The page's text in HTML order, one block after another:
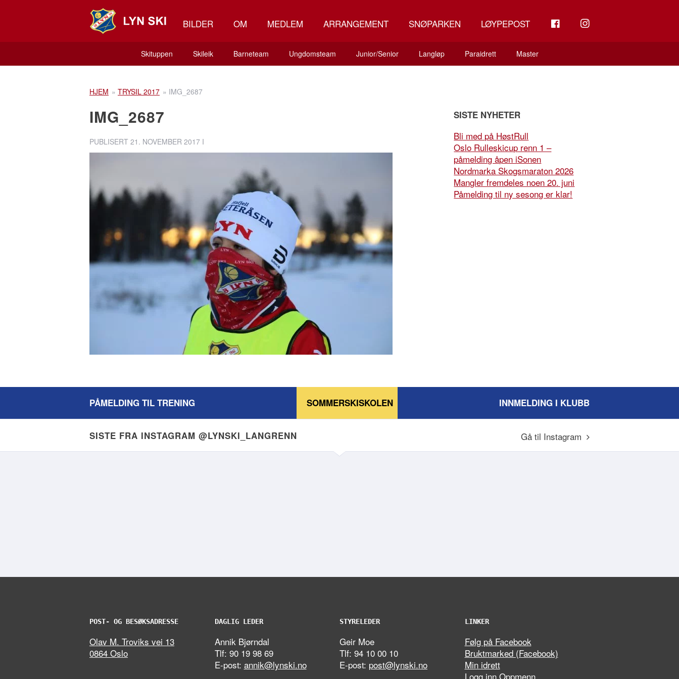
BILDER OM MEDLEM ARRANGEMENT SNØPARKEN LØYPEPOST INSTAGRAM
Skituppen Skileik Barneteam Ungdomsteam Junior/Senior Langløp Paraidrett Master
HJEM » TRYSIL 2017 » IMG_2687
IMG_2687
PUBLISERT 21. NOVEMBER 2017 I
SISTE NYHETER
Bli med på HøstRull
Oslo Rulleskicup renn 1 –
påmelding åpen iSonen
Nordmarka Skogsmaraton 2026
Mangler fremdeles noen 20. juni
Påmelding til ny sesong er klar!
PÅMELDING TIL TRENING INNMELDING I KLUBB
SOMMERSKISKOLEN
SISTE FRA INSTAGRAM @LYNSKI_LANGRENN Gå til Instagram
POST- OG BESØKSADRESSE
Olav M. Troviks vei 13
0864 Oslo
DAGLIG LEDER
Annik Bjørndal
Tlf: 90 19 98 69
E-post: annik@lynski.no
STYRELEDER
Geir Moe
Tlf: 94 10 00 10
E-post: post@lynski.no
LINKER
Følg på Facebook
Bruktmarked (Facebook)
Min idrett
Logg inn Oppmenn